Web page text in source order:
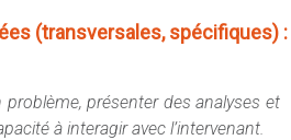
(transversales, spécifiques) :
problème, présenter des analyses et
à interagir avec l’intervenant.